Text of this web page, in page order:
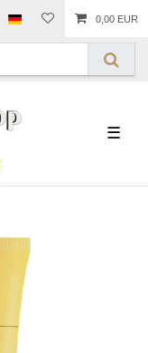
0,00 EUR
☰